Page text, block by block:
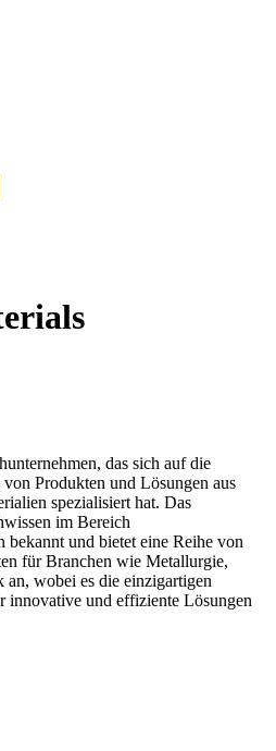
das sich auf die
Produkten und Lösungen aus
spezialisiert hat. Das
im Bereich
bekannt und bietet eine Reihe von
für Branchen wie Metallurgie,
wobei es die einzigartigen
innovative und effiziente Lösungen